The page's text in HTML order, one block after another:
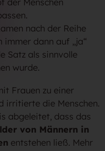
nach der Reihe
immer dann auf „ja“
Satz als sinnvolle
wurde.
Frauen zu einer
irritierte die Menschen.
abgeleitet, dass das
von Männern in
entstehen ließ. Mehr